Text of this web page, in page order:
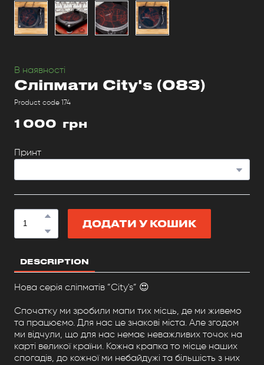
В наявності
Сліпмати City's (083)
Product code 174
1 000  грн
Принт
ДОДАТИ У КОШИК
DESCRIPTION
Нова серія сліпматів ”City's” 😍
Спочатку ми зробили мапи тих місць, де ми живемо
та працюємо. Для нас це знакові міста. Але згодом
ми відчули, що для нас немає неважливих точок на
карті великої країни. Кожна крапка то місце наших
спогадів, до кожної ми небайдужі та більшість з них